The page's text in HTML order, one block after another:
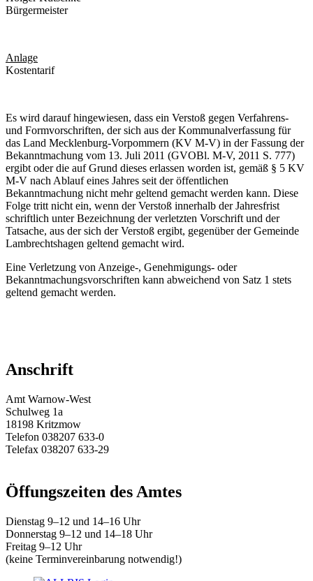
Bürgermeister
Anlage
Kostentarif
Es wird darauf hingewiesen, dass ein Verstoß gegen Verfahrens-
und Formvorschriften, der sich aus der Kommunalverfassung für
das Land Mecklenburg-Vorpommern (KV M-V) in der Fassung der
Bekanntmachung vom 13. Juli 2011 (GVOBl. M-V, 2011 S. 777)
ergibt oder die auf Grund dieses erlassen worden ist, gemäß § 5 KV
M-V nach Ablauf eines Jahres seit der öffentlichen
Bekanntmachung nicht mehr geltend gemacht werden kann. Diese
Folge tritt nicht ein, wenn der Verstoß innerhalb der Jahresfrist
schriftlich unter Bezeichnung der verletzten Vorschrift und der
Tatsache, aus der sich der Verstoß ergibt, gegenüber der Gemeinde
Lambrechtshagen geltend gemacht wird.
Eine Verletzung von Anzeige-, Genehmigungs- oder
Bekanntmachungsvorschriften kann abweichend von Satz 1 stets
geltend gemacht werden.
Anschrift
Amt Warnow-West
Schulweg 1a
18198 Kritzmow
Telefon 038207 633-0
Telefax 038207 633-29
Öffungszeiten des Amtes
Dienstag 9–12 und 14–16 Uhr
Donnerstag 9–12 und 14–18 Uhr
Freitag 9–12 Uhr
(keine Terminvereinbarung notwendig!)